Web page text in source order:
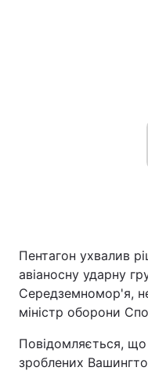
Україна
Економіка
Спорт
Пентагон ухвалив
авіаносну ударну
Середземномор'я,
міністр оборони
Повідомляється,
зроблених